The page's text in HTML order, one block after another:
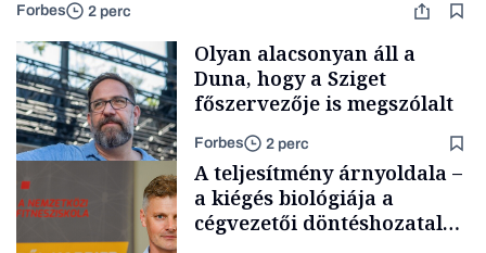
Forbes 2 perc
Olyan alacsonyan áll a
Duna, hogy a Sziget
főszervezője is megszólalt
Forbes 2 perc
A teljesítmény árnyoldala –
a kiégés biológiája a
cégvezetői döntéshozatal